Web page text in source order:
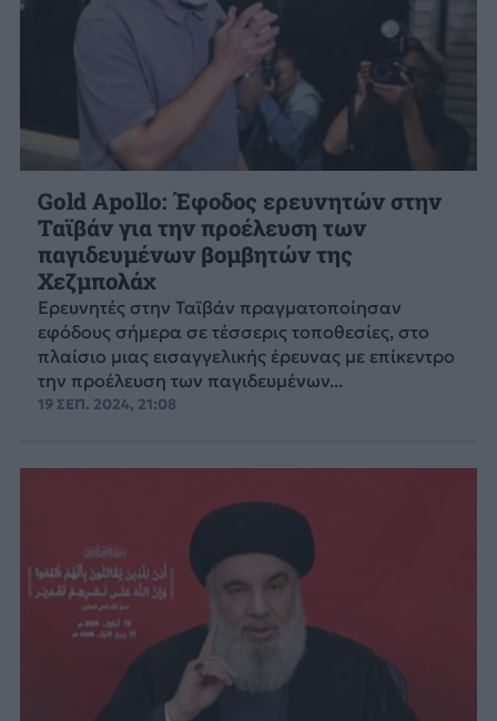
Gold Apollo: Έφοδος ερευνητών στην
Ταϊβάν για την προέλευση των
παγιδευμένων βομβητών της
Χεζμπολάχ
Ερευνητές στην Ταϊβάν πραγματοποίησαν
εφόδους σήμερα σε τέσσερις τοποθεσίες, στο
πλαίσιο μιας εισαγγελικής έρευνας με επίκεντρο
την προέλευση των παγιδευμένων...
19 ΣΕΠ. 2024, 21:08